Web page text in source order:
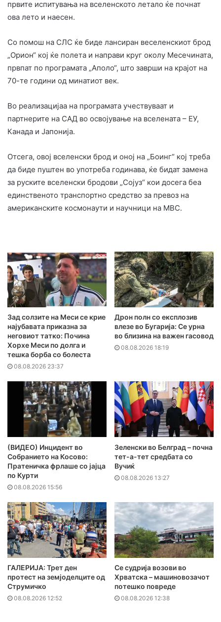
првите испитувања на вселенското летало ќе почнат
ова лето и наесен.
Со помош на СЛС ќе биде лансиран веселенскиот брод
„Орион“ кој ќе полета и направи круг околу Месечината,
првпат по програмата „Аполо“, што заврши на крајот на
70-те години од минатиот век.
Во реализацијаа на програмата учествуваат и
партнерите на САД во освојување на вселената – ЕУ,
Канада и Јапонија.
Отсега, овој вселенски брод и оној на „Боинг“ кој треба
да биде пуштен во употреба годинава, ќе бидат замена
за руските вселенски бродови „Сојуз“ кои досега беа
единственото транспортно средство за превоз на
американските космонаути и научници на МВС.
Зад солзите на Меси се крие
најубавата приказна за
неговиот татко: Почина
Хорхе Меси по долга и
тешка борба со болеста
08.08.2026 23:37
Дрон полн со експлозив
влезе во Бугарија: Се урна
во близина на важен гасовод
08.08.2026 18:19
(ВИДЕО) Инцидент во
Собранието на Косово:
Пратеничка фрлаше со јајца
по Курти
08.08.2026 15:56
Зеленски во Белград – почна
тет-а-тет средбата со
Вучиќ
08.08.2026 13:27
ГАЛЕРИЈА: Трет ден
протест на земјоделците од
Струмичко
08.08.2026 12:52
Се судрија возови во
Хрватска – машиновозачот
потешко повреде
08.08.2026 12:38